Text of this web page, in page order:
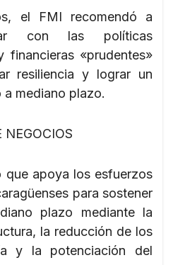
el FMI recomendó a
con las políticas
financieras «prudentes»
resiliencia y lograr un
mediano plazo.
que apoya los esfuerzos
para sostener
plazo mediante la
la reducción de los
y la potenciación del